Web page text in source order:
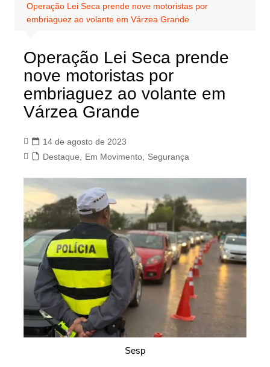
Operação Lei Seca prende nove motoristas por
embriaguez ao volante em Várzea Grande
Operação Lei Seca prende
nove motoristas por
embriaguez ao volante em
Várzea Grande
14 de agosto de 2023
Destaque
Em Movimento, Segurança
Sesp